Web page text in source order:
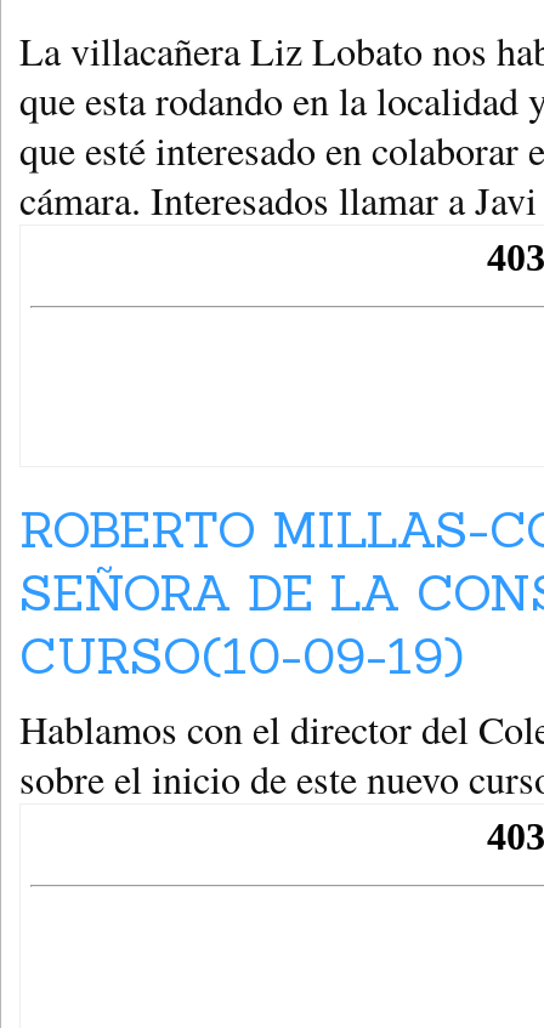
La villacañera Liz Lobato nos
que esta rodando en la localidad
que esté interesado en colaborar
cámara. Interesados llamar a
ROBERTO MILLAS-
SEÑORA DE LA
CURSO(10-09-19)
Hablamos con el director del
sobre el inicio de este nuevo